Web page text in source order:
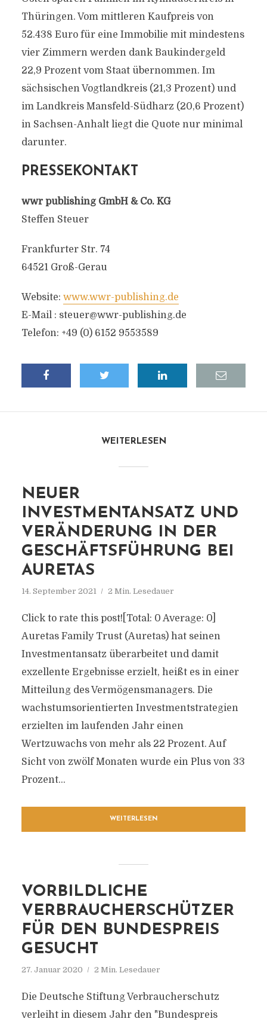
Thüringen. Vom mittleren Kaufpreis von
52.438 Euro für eine Immobilie mit mindestens
vier Zimmern werden dank Baukindergeld
22,9 Prozent vom Staat übernommen. Im
sächsischen Vogtlandkreis (21,3 Prozent) und
im Landkreis Mansfeld-Südharz (20,6 Prozent)
in Sachsen-Anhalt liegt die Quote nur minimal
darunter.
PRESSEKONTAKT
wwr publishing GmbH & Co. KG
Steffen Steuer
Frankfurter Str. 74
64521 Groß-Gerau
Website: www.wwr-publishing.de
E-Mail : steuer@wwr-publishing.de
Telefon: +49 (0) 6152 9553589
WEITERLESEN
NEUER
INVESTMENTANSATZ UND
VERÄNDERUNG IN DER
GESCHÄFTSFÜHRUNG BEI
AURETAS
14. September 2021 2 Min. Lesedauer
Click to rate this post![Total: 0 Average: 0]
Auretas Family Trust (Auretas) hat seinen
Investmentansatz überarbeitet und damit
exzellente Ergebnisse erzielt, heißt es in einer
Mitteilung des Vermögensmanagers. Die
wachstumsorientierten Investmentstrategien
erzielten im laufenden Jahr einen
Wertzuwachs von mehr als 22 Prozent. Auf
Sicht von zwölf Monaten wurde ein Plus von 33
Prozent...
WEITERLESEN
VORBILDLICHE
VERBRAUCHERSCHÜTZER
FÜR DEN BUNDESPREIS
GESUCHT
27. Januar 2020 2 Min. Lesedauer
Die Deutsche Stiftung Verbraucherschutz
verleiht in diesem Jahr den "Bundespreis